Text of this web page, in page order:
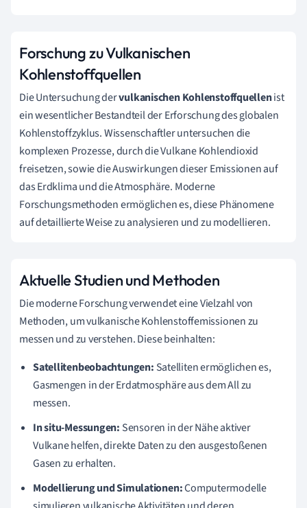
Forschung zu Vulkanischen
Kohlenstoffquellen
Die Untersuchung dervulkanischen Kohlenstoffquellenist
ein wesentlicher Bestandteil der Erforschung des globalen
Kohlenstoffzyklus. Wissenschaftler untersuchen die
komplexen Prozesse, durch die Vulkane Kohlendioxid
freisetzen, sowie die Auswirkungen dieser Emissionen auf
das Erdklima und die Atmosphäre. Moderne
Forschungsmethoden ermöglichen es, diese Phänomene
auf detaillierte Weise zu analysieren und zu modellieren.
Aktuelle Studien und Methoden
Die moderne Forschung verwendet eine Vielzahl von
Methoden, um vulkanische Kohlenstoffemissionen zu
messen und zu verstehen. Diese beinhalten:
Satellitenbeobachtungen: Satelliten ermöglichen es,
Gasmengen in der Erdatmosphäre aus dem All zu
messen.
In situ-Messungen: Sensoren in der Nähe aktiver
Vulkane helfen, direkte Daten zu den ausgestoßenen
Gasen zu erhalten.
Modellierung und Simulationen:Computermodelle